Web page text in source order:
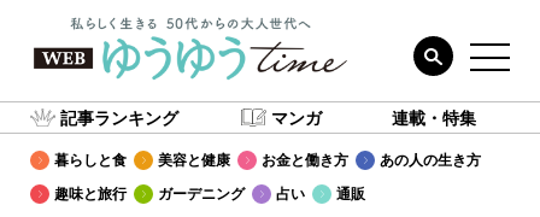
記事ランキング マンガ 連載・特集
暮らしと食 美容と健康 お金と働き方
あの人の生き方
趣味と旅行
ガーデニング 占い 通販